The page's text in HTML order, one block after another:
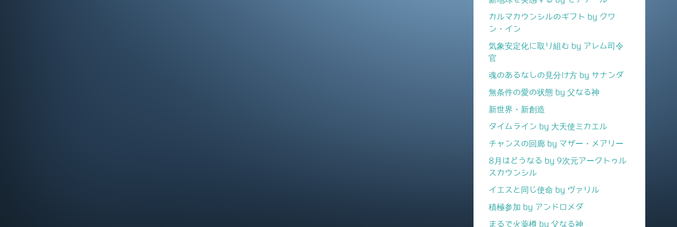
カルマカウンシルのギフト by クワ
ン・イン
気象安定化に取り組む by アレム司令
官
魂のあるなしの見分け方 by サナンダ
無条件の愛の状態 by 父なる神
新世界・新創造
タイムライン by 大天使ミカエル
チャンスの回廊 by マザー・メアリー
8月はどうなる by 9次元アークトゥル
スカウンシル
イエスと同じ使命 by ヴァリル
積極参加 by アンドロメダ
まるで火薬樽 by 父なる神